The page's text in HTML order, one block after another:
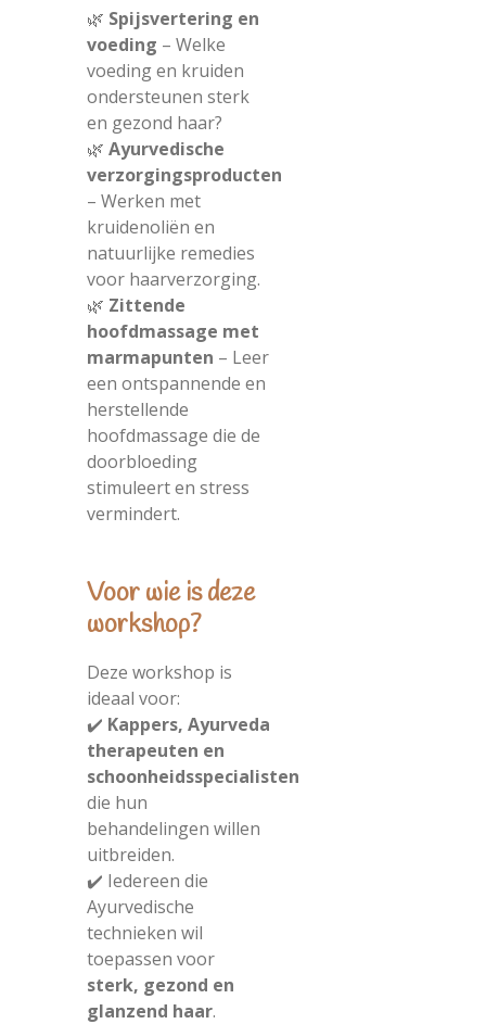
🌿 Spijsvertering en
voeding – Welke
voeding en kruiden
ondersteunen sterk
en gezond haar?
🌿 Ayurvedische
verzorgingsproducten
– Werken met
kruidenoliën en
natuurlijke remedies
voor haarverzorging.
🌿 Zittende
hoofdmassage met
marmapunten – Leer
een ontspannende en
herstellende
hoofdmassage die de
doorbloeding
stimuleert en stress
vermindert.
Voor wie is deze
workshop?
Deze workshop is
ideaal voor:
✔️ Kappers, Ayurveda
therapeuten en
schoonheidsspecialisten
die hun
behandelingen willen
uitbreiden.
✔️ Iedereen die
Ayurvedische
technieken wil
toepassen voor
sterk, gezond en
glanzend haar.